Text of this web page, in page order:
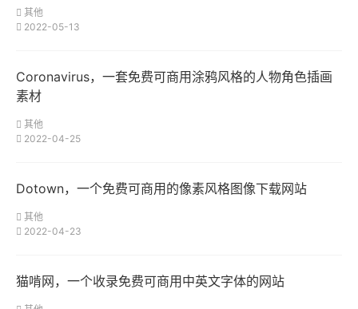
其他
2022-05-13
Coronavirus，​一套免费可商用涂鸦风格的人物角色插画
素材
其他
2022-04-25
Dotown，一个免费可商用的像素风格图像下载网站
其他
2022-04-23
猫啃网，一个收录免费可商用中英文字体的网站